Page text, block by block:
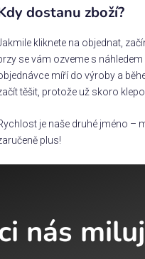
dostanu zboží?
kliknete na objednat,
se vám ozveme s
míří do výroby a
těšit, protože už skoro
je naše druhé jméno –
plus!
nás